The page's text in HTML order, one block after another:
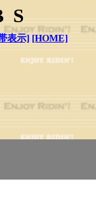
表示] [HOME]